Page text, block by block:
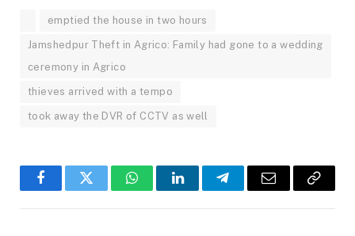
emptied the house in two hours
Jamshedpur Theft in Agrico: Family had gone to a wedding
ceremony in Agrico
thieves arrived with a tempo
took away the DVR of CCTV as well
FacebookTwitter WhatsAppLinkedInTelegramEmail
Copy